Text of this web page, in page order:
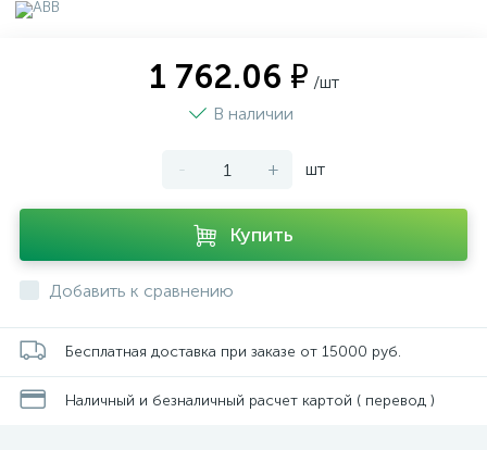
1 762.06 ₽ /шт
В наличии
- + шт
Купить
Добавить к сравнению
Бесплатная доставка при заказе от 15000 руб.
Наличный и безналичный расчет картой ( перевод )